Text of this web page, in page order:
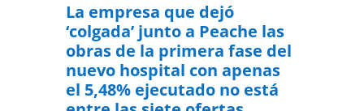
La empresa que dejó
‘colgada’ junto a Peache las
obras de la primera fase del
nuevo hospital con apenas
el 5,48% ejecutado no está